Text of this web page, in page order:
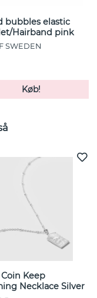
bubbles elastic
Hairband pink
SWEDEN
Køb!
Keep
Necklace Silver